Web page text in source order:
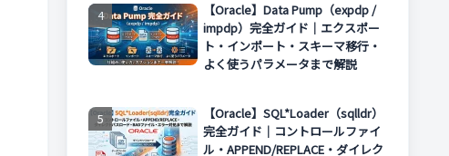
【Oracle】Data Pump（expdp /
impdp）完全ガイド｜エクスポー
ト・インポート・スキーマ移行・
よく使うパラメータまで解説
【Oracle】SQL*Loader（sqlldr）
完全ガイド｜コントロールファイ
ル・APPEND/REPLACE・ダイレク